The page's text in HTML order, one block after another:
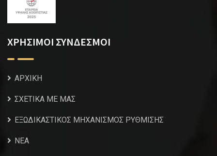
ΧΡΗΣΙΜΟΙ ΣΥΝΔΕΣΜΟΙ
ΑΡΧΙΚΗ
ΣΧΕΤΙΚΑ ΜΕ ΜΑΣ
ΕΞΩΔΙΚΑΣΤΙΚΟΣ ΜΗΧΑΝΙΣΜΟΣ ΡΥΘΜΙΣΗΣ
NEA